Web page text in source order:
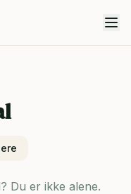
Du er ikke alene.